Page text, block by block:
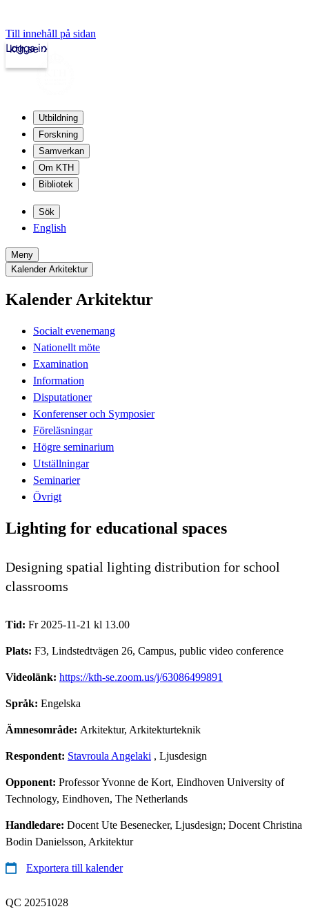
Till innehåll på sidan
kth.se
Logga in
Utbildning
Forskning
Samverkan
Om KTH
Bibliotek
Sök
English
Meny
Kalender Arkitektur
Kalender Arkitektur
Socialt evenemang
Nationellt möte
Examination
Information
Disputationer
Konferenser och Symposier
Föreläsningar
Högre seminarium
Utställningar
Seminarier
Övrigt
Lighting for educational spaces
Designing spatial lighting distribution for school
classrooms
Tid: Fr 2025-11-21 kl 13.00
Plats: F3, Lindstedtvägen 26, Campus, public video conference
Videolänk: https://kth-se.zoom.us/j/63086499891
Språk: Engelska
Ämnesområde: Arkitektur, Arkitekturteknik
Respondent: Stavroula Angelaki , Ljusdesign
Opponent: Professor Yvonne de Kort, Eindhoven University of
Technology, Eindhoven, The Netherlands
Handledare: Docent Ute Besenecker, Ljusdesign; Docent Christina
Bodin Danielsson, Arkitektur
Exportera till kalender
QC 20251028